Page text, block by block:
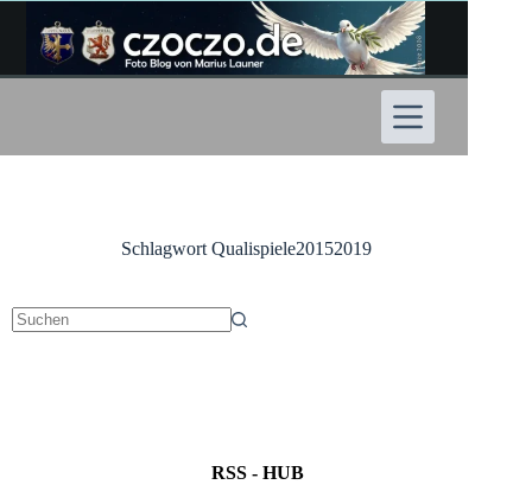
Inhalt
springen
SchlagwortQualispiele20152019
RSS - HUB